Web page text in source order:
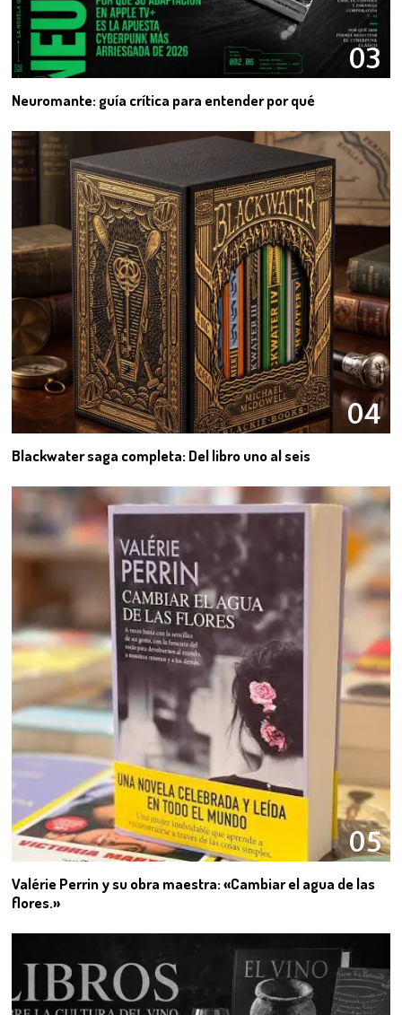
03
Neuromante: guía crítica para entender por qué
04
Blackwater saga completa: Del libro uno al seis
05
Valérie Perrin y su obra maestra: «Cambiar el agua de las
flores.»